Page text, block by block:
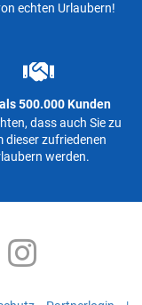
echten Urlaubern!
500.000 Kunden
dass auch Sie zu
dieser zufriedenen
werden.